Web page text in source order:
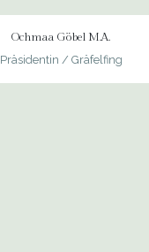
Ochmaa Göbel M.A.
Präsidentin / Gräfelfing